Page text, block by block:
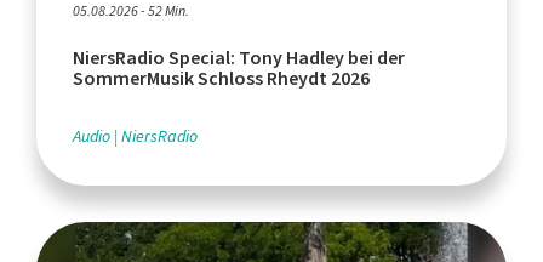
05.08.2026 - 52 Min.
NiersRadio Special: Tony Hadley bei der
SommerMusik Schloss Rheydt 2026
Audio NiersRadio